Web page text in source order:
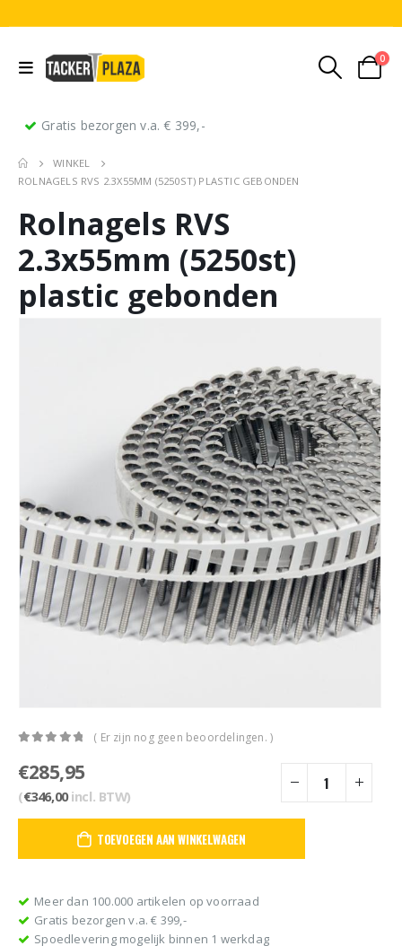
0
Gratis bezorgen v.a. € 399,-
WINKEL
ROLNAGELS RVS 2.3X55MM (5250ST) PLASTIC GEBONDEN
Rolnagels RVS
2.3x55mm (5250st)
plastic gebonden
( Er zijn nog geen beoordelingen. )
€285,95
(€346,00incl. BTW)
TOEVOEGEN AAN WINKELWAGEN
Meer dan 100.000 artikelen op voorraad
Gratis bezorgen v.a. € 399,-
Spoedlevering mogelijk binnen 1 werkdag